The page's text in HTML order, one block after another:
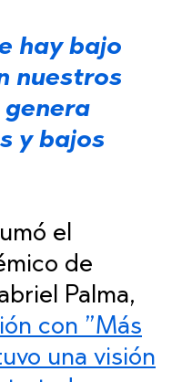
hay bajo
nuestros
y bajos
el
de
Palma,
con ”Más
una visión